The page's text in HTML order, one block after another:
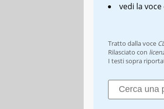
vedi la
Tratto dalla voce
Rilasciato con
I testi sopra